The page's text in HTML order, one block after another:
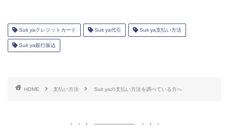
Suit yaクレジットカード Suit ya代引 Suit ya支払い方法
Suit ya銀行振込
HOME 支払い方法 Suit yaの支払い方法を調べている方へ